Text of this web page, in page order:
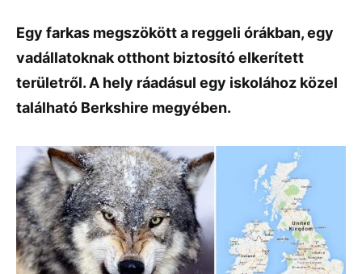
Egy farkas megszökött a reggeli órákban, egy
vadállatoknak otthont biztosító elkerített
területről. A hely ráadásul egy iskolához közel
található Berkshire megyében.